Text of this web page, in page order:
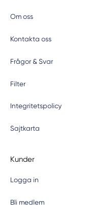
Om oss
Kontakta oss
Frågor & Svar
Filter
Integritetspolicy
Sajtkarta
Kunder
Logga in
Bli medlem